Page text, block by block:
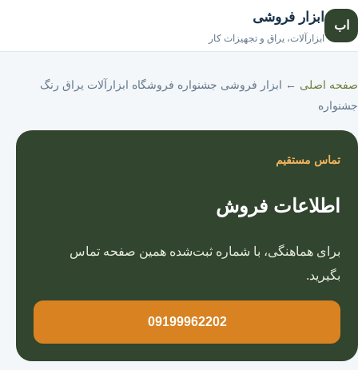
اب
ابزار فروشی
ابزارآلات، یراق و تجهیزات کار
صفحه اصلی ← ابزار فروشی جشنواره فروشگاه ابزارآلات یراق رنگ
جشنواره
تماس مستقیم
اطلاعات فروش
برای هماهنگی، با شماره ثبت‌شده همین صفحه تماس
بگیرید.
09199962202